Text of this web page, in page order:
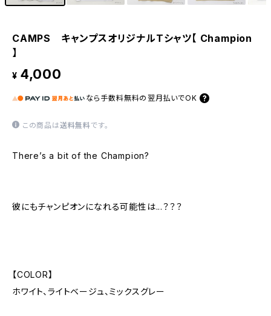
CAMPS キャンプスオリジナルTシャツ【 Champion
】
¥ 4,000
なら 手数料無料の 翌月払いでOK
この商品は送料無料です。
There’s a bit of the Champion?
彼にもチャンピオンになれる可能性は...？？？
【COLOR】
ホワイト、ライトベージュ、ミックスグレー